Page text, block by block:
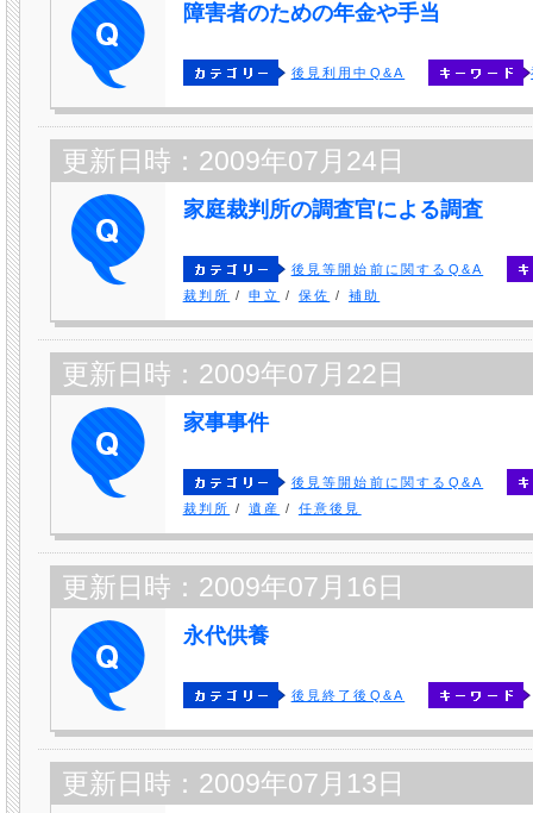
障害者のための年金や手当
後見利用中Q&A
更新日時：2009年07月24日
家庭裁判所の調査官による調査
後見等開始前に関するQ&A
裁判所 / 申立 / 保佐 / 補助
更新日時：2009年07月22日
家事事件
後見等開始前に関するQ&A
裁判所 / 遺産 / 任意後見
更新日時：2009年07月16日
永代供養
後見終了後Q&A
更新日時：2009年07月13日